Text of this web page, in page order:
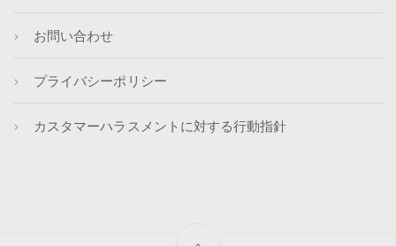
お問い合わせ
プライバシーポリシー
カスタマーハラスメントに対する行動指針